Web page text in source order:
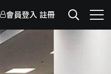
會員登入 註冊